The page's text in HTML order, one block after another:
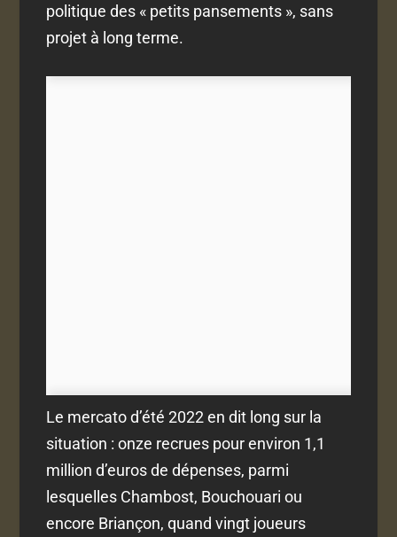
politique des « petits pansements », sans
projet à long terme.
Le mercato d’été 2022 en dit long sur la
situation : onze recrues pour environ 1,1
million d’euros de dépenses, parmi
lesquelles Chambost, Bouchouari ou
encore Briançon, quand vingt joueurs